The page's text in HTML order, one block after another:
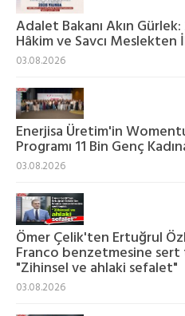
Adalet Bakanı Akın
Hâkim ve Savcı Meslekten
03.08.2026
Enerjisa Üretim'in
Programı 11 Bin Genç
03.08.2026
Ömer Çelik'ten Ertuğrul
Franco benzetmesine
"Zihinsel ve ahlaki sefalet"
03.08.2026